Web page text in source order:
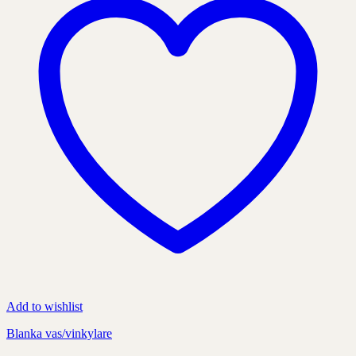
produktens
Add to wishlist
Blanka vas/vinkylare